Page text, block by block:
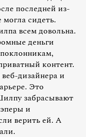
последней из-
могла сидеть.
всем довольна.
деньги
контент.
дизайнера и
Это
забрасывают
и
верить ей. А